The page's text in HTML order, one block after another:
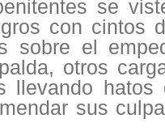
se
con cintos
sobre el
otros
llevando
sus